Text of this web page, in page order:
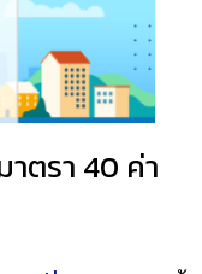
าตรา 40 ค่า